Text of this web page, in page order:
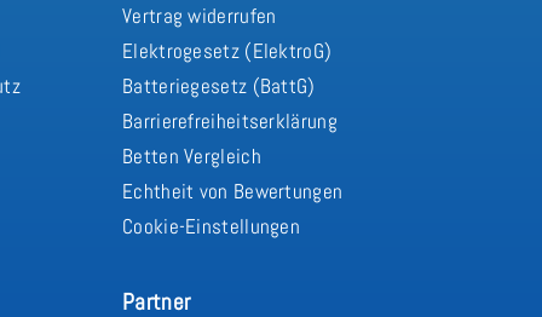
Vertrag widerrufen
Elektrogesetz (ElektroG)
Batteriegesetz (BattG)
Barrierefreiheitserklärung
Betten Vergleich
Echtheit von Bewertungen
Cookie-Einstellungen
Partner